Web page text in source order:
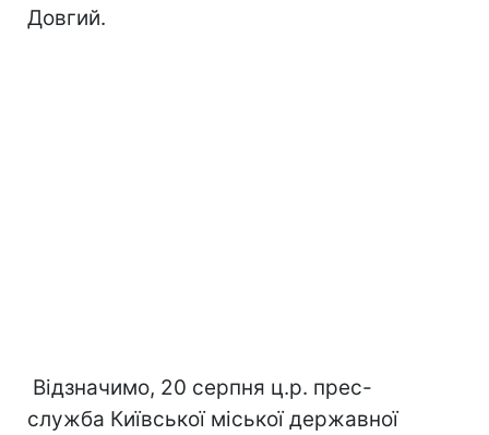
Довгий.
Відзначимо, 20 серпня ц.р. прес-
служба Київської міської державної